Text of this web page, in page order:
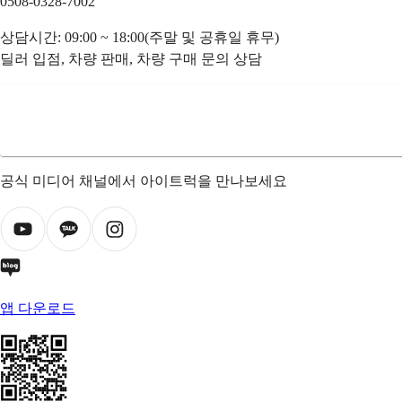
상담시간: 09:00 ~ 18:00(주말 및 공휴일 휴무)
딜러 입점, 차량 판매, 차량 구매 문의 상담
공식 미디어 채널에서 아이트럭을 만나보세요
앱 다운로드